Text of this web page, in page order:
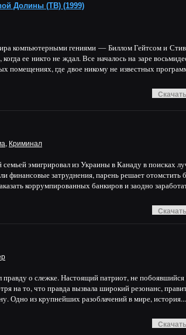
Долины (ТВ) (1999)
компьютерными гениями — Биллом Гейтсом и
ее никто не ждал. Все началось на заре
помещениях, где двое никому не известных
, Криминал
семьей эмигрировал из Украины в Канаду в поисках
финансовые затруднения, парень решает отомстить
коррумпированных банкиров и заодно
правду о слежке. Настоящий патриот, не
на то, что правда вызвала широкий резонанс,
Одно из крупнейших разоблачений в мире, история...